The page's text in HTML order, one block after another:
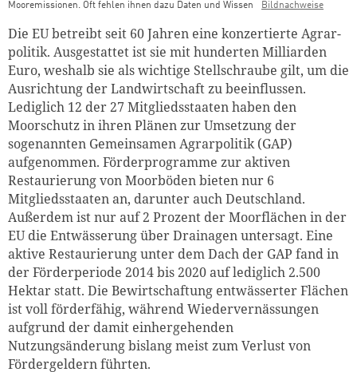
Mooremissionen. Oft fehlen ihnen dazu Daten und Wissen
Bildnachweise
Die EU betreibt seit 60 Jahren eine konzertierte Agrar­
politik. Ausgestattet ist sie mit hunderten Milliarden
Euro, weshalb sie als wichtige Stellschraube gilt, um die
Ausrichtung der Landwirtschaft zu beeinflussen.
Lediglich 12 der 27 Mitgliedsstaaten haben den
Moorschutz in ihren Plänen zur Umsetzung der
sogenannten Gemeinsamen Agrarpolitik (GAP)
aufgenommen. Förderprogramme zur aktiven
Restaurierung von Moorböden bieten nur 6
Mitgliedsstaaten an, darunter auch Deutschland.
Außerdem ist nur auf 2 Prozent der Moorflächen in der
EU die Entwässerung über Drainagen untersagt. Eine
aktive Restaurierung unter dem Dach der GAP fand in
der Förderperiode 2014 bis 2020 auf lediglich 2.500
Hektar statt. Die Bewirtschaftung entwässerter Flächen
ist voll förderfähig, während Wiedervernässungen
aufgrund der damit einhergehenden
Nutzungsänderung bislang meist zum Verlust von
Fördergeldern führten.
Zum Warenkorb
weiter lesen